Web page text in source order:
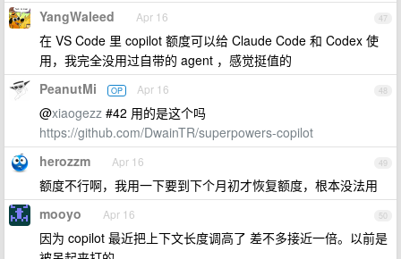
47
YangWaleed Apr 16
在 VS Code 里 copilot 额度可以给 Claude Code 和 Codex 使
用，我完全没用过自带的 agent ，感觉挺值的
48
PeanutMi OP Apr 16
@xiaogezz #42 用的是这个吗
https://github.com/DwainTR/superpowers-copilot
49
herozzm Apr 16
额度不行啊，我用一下要到下个月初才恢复额度，根本没法用
50
mooyo Apr 16
因为 copilot 最近把上下文长度调高了 差不多接近一倍。以前是